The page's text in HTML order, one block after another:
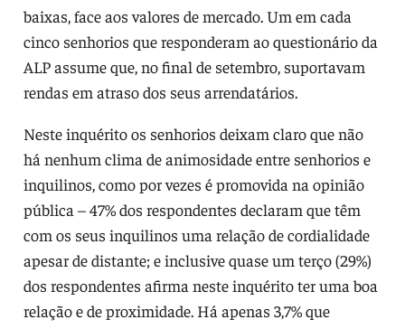
baixas, face aos valores de mercado. Um em cada
cinco senhorios que responderam ao questionário da
ALP assume que, no final de setembro, suportavam
rendas em atraso dos seus arrendatários.
Neste inquérito os senhorios deixam claro que não
há nenhum clima de animosidade entre senhorios e
inquilinos, como por vezes é promovida na opinião
pública – 47% dos respondentes declaram que têm
com os seus inquilinos uma relação de cordialidade
apesar de distante; e inclusive quase um terço (29%)
dos respondentes afirma neste inquérito ter uma boa
relação e de proximidade. Há apenas 3,7% que